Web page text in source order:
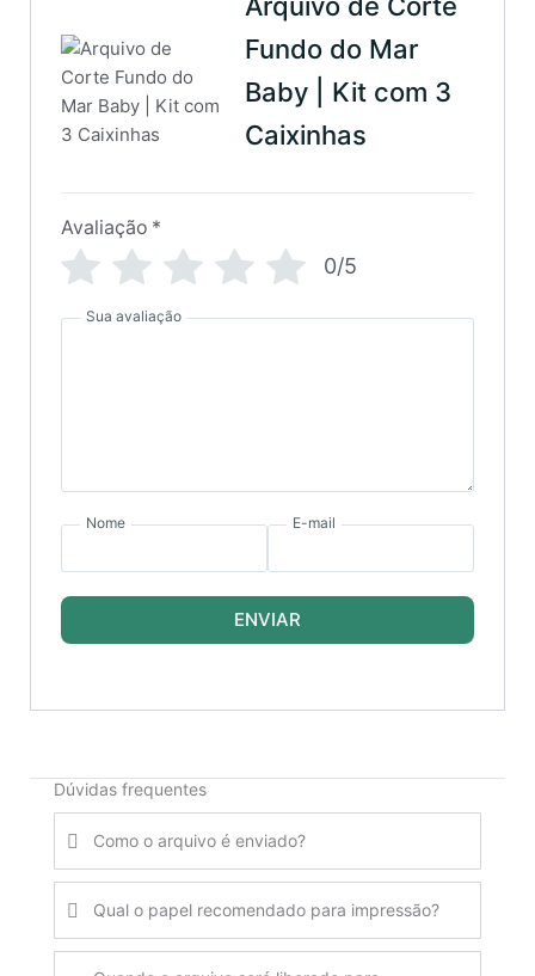
Arquivo de Corte
Fundo do Mar
Baby | Kit com 3
Caixinhas
Avaliação *
0/5
Sua avaliação
Nome E-mail
ENVIAR
Dúvidas frequentes
Como o arquivo é enviado?
Qual o papel recomendado para impressão?